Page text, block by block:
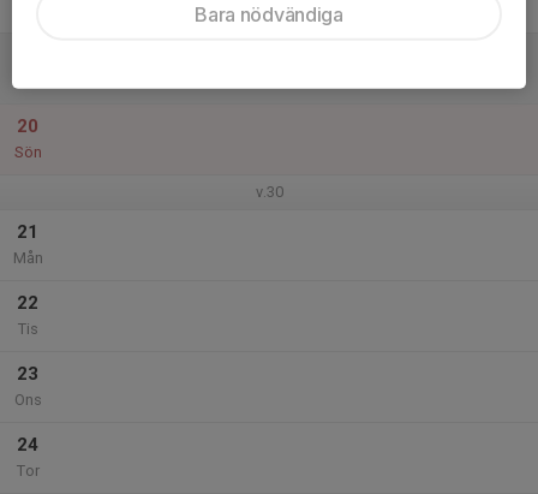
20
Sön
v.30
21
Mån
22
Tis
23
Ons
24
Tor
Bara nödvändiga